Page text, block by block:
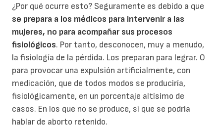
¿Por qué ocurre esto? Seguramente es debido a que
se prepara a los médicos para intervenir a las
mujeres, no para acompañar sus procesos
fisiológicos. Por tanto, desconocen, muy a menudo,
la fisiología de la pérdida. Los preparan para legrar. O
para provocar una expulsión artificialmente, con
medicación, que de todos modos se produciría,
fisiológicamente, en un porcentaje altísimo de
casos. En los que no se produce, sí que se podría
hablar de aborto retenido.